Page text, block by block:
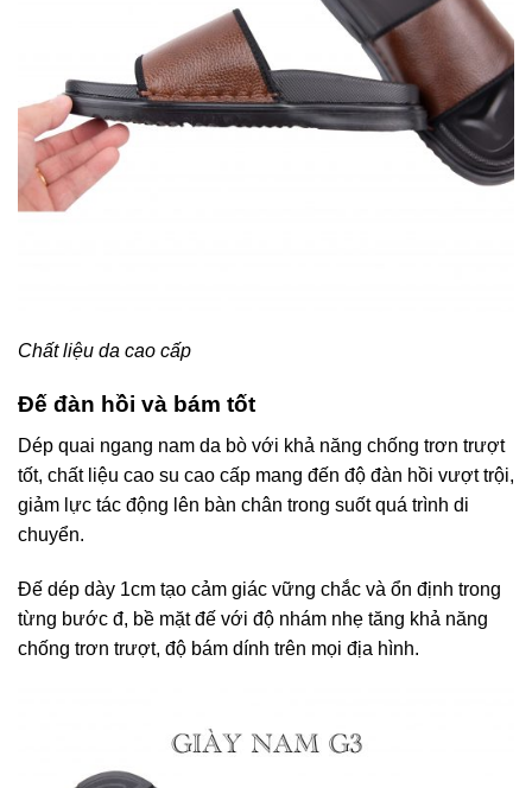
Chất liệu da cao cấp
Đế đàn hồi và bám tốt
Dép quai ngang nam da bò với khả năng chống trơn trượt
tốt, chất liệu cao su cao cấp mang đến độ đàn hồi vượt trội,
giảm lực tác động lên bàn chân trong suốt quá trình di
chuyển.
Đế dép dày 1cm tạo cảm giác vững chắc và ổn định trong
từng bước đ, bề mặt đế với độ nhám nhẹ tăng khả năng
chống trơn trượt, độ bám dính trên mọi địa hình.